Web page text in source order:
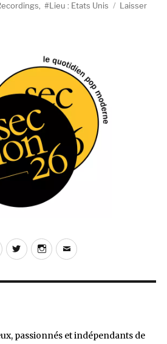
, Lieu : Etats Unis
Laisser
FacebookTwitterInstagram
E-
passionnés et indépendants de